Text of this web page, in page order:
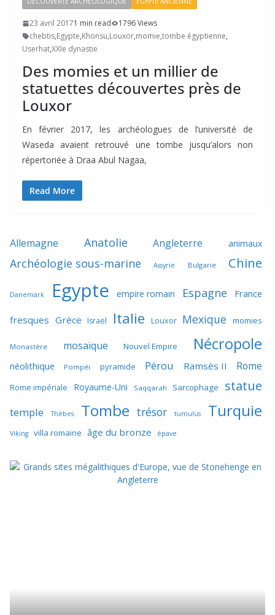
23 avril 20171 min read
1796 Views
chebtis,Egypte,Khonsu,Louxor,momie,tombe égyptienne,
Userhat,XXIe dynastie
Des momies et un millier de
statuettes découvertes près de
Louxor
En février 2017, les archéologues de l’université de
Waseda avaient retrouvé une tombe jusqu’alors non
répertoriée à Draa Abul Nagaa,
Read More
Allemagne Anatolie Angleterre animaux
Archéologie sous-marine Assyrie Bulgarie Chine
Danemark Egypte empire romain Espagne France
fresques Grèce Israël Italie Louxor Mexique momies
Monastère mosaïque Nouvel Empire Nécropole
néolithique Pompéi pyramide Pérou Ramsès II Rome
Rome impériale Royaume-Uni Saqqarah Sarcophage statue
temple Thèbes Tombe trésor tumulus Turquie
Viking villa romaine âge du bronze épave